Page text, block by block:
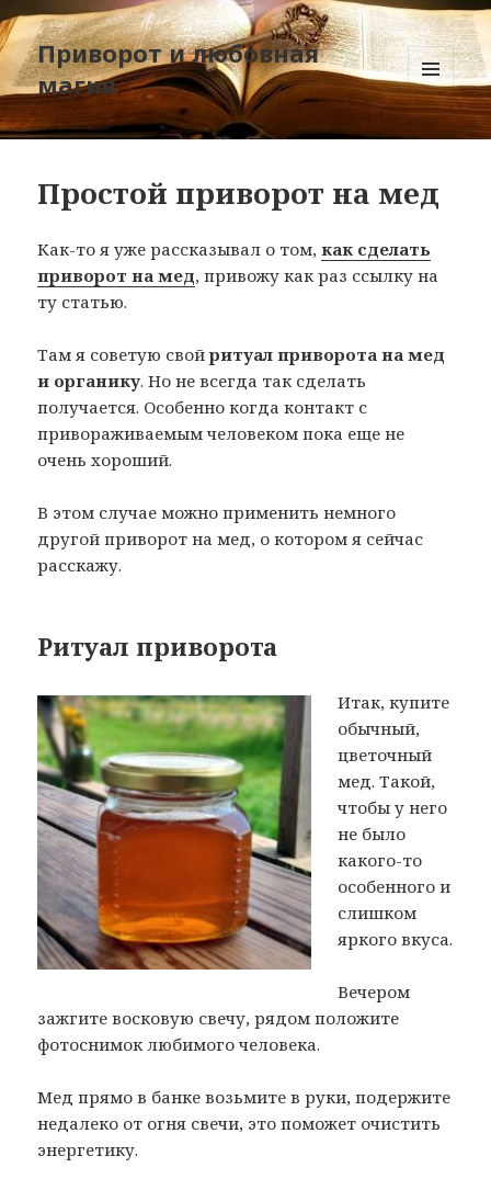
Приворот и любовная
магия
МЕНЮ
И
ВИДЖЕТЫ
Простой приворот на мед
Как-то я уже рассказывал о том,как сделать
приворот на мед, привожу как раз ссылку на
ту статью.
Там я советую свойритуал приворота на мед
и органику. Но не всегда так сделать
получается. Особенно когда контакт с
привораживаемым человеком пока еще не
очень хороший.
В этом случае можно применить немного
другой приворот на мед, о котором я сейчас
расскажу.
Ритуал приворота
Итак, купите
обычный,
цветочный
мед. Такой,
чтобы у него
не было
какого-то
особенного и
слишком
яркого вкуса.
Вечером
зажгите восковую свечу, рядом положите
фотоснимок любимого человека.
Мед прямо в банке возьмите в руки, подержите
недалеко от огня свечи, это поможет очистить
энергетику.